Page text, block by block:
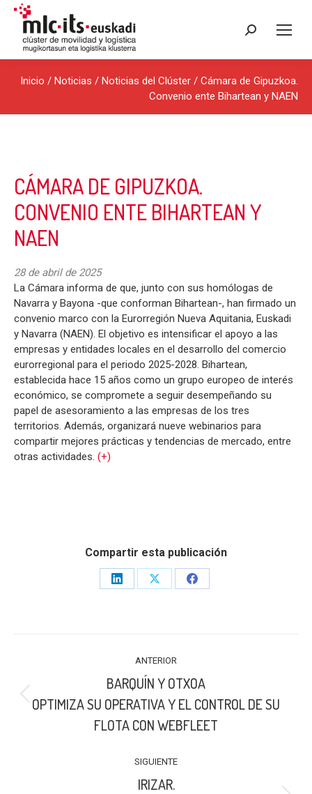
Buscar:
Inicio / Noticias / Noticias del Clúster / Cámara de Gipuzkoa.
Convenio ente Bihartean y NAEN
CÁMARA DE GIPUZKOA.
CONVENIO ENTE BIHARTEAN Y
NAEN
28 de abril de 2025
La Cámara informa de que, junto con sus homólogas de
Navarra y Bayona -que conforman Bihartean-, han firmado un
convenio marco con la Eurorregión Nueva Aquitania, Euskadi
y Navarra (NAEN). El objetivo es intensificar el apoyo a las
empresas y entidades locales en el desarrollo del comercio
eurorregional para el periodo 2025-2028. Bihartean,
establecida hace 15 años como un grupo europeo de interés
económico, se compromete a seguir desempeñando su
papel de asesoramiento a las empresas de los tres
territorios. Además, organizará nueve webinarios para
compartir mejores prácticas y tendencias de mercado, entre
otras actividades. (+)
Compartir esta publicación
Share
Share
Share
PUBLICACIONES
ANTERIOR
Publicación
BARQUÍN Y OTXOA
OPTIMIZA SU OPERATIVA Y EL CONTROL DE SU
FLOTA CON WEBFLEET
SIGUIENTE
IRIZAR.